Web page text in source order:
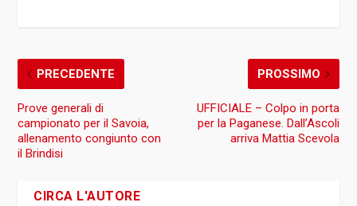
PRECEDENTE
Prove generali di
campionato per il Savoia,
allenamento congiunto con
il Brindisi
PROSSIMO
UFFICIALE – Colpo in porta
per la Paganese. Dall’Ascoli
arriva Mattia Scevola
CIRCA L'AUTORE